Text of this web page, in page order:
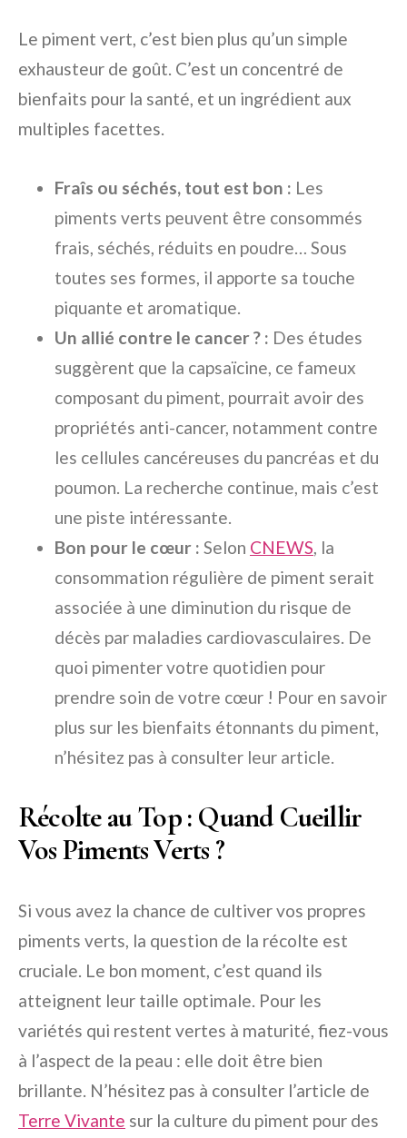
Le piment vert, c’est bien plus qu’un simple
exhausteur de goût. C’est un concentré de
bienfaits pour la santé, et un ingrédient aux
multiples facettes.
Fraîs ou séchés, tout est bon : Les
piments verts peuvent être consommés
frais, séchés, réduits en poudre… Sous
toutes ses formes, il apporte sa touche
piquante et aromatique.
Un allié contre le cancer ? : Des études
suggèrent que la capsaïcine, ce fameux
composant du piment, pourrait avoir des
propriétés anti-cancer, notamment contre
les cellules cancéreuses du pancréas et du
poumon. La recherche continue, mais c’est
une piste intéressante.
Bon pour le cœur : Selon CNEWS , la
consommation régulière de piment serait
associée à une diminution du risque de
décès par maladies cardiovasculaires. De
quoi pimenter votre quotidien pour
prendre soin de votre cœur ! Pour en savoir
plus sur les bienfaits étonnants du piment,
n’hésitez pas à consulter leur article.
Récolte au Top : Quand Cueillir
Vos Piments Verts ?
Si vous avez la chance de cultiver vos propres
piments verts, la question de la récolte est
cruciale. Le bon moment, c’est quand ils
atteignent leur taille optimale. Pour les
variétés qui restent vertes à maturité, fiez-vous
à l’aspect de la peau : elle doit être bien
brillante. N’hésitez pas à consulter l’article de
Terre Vivante sur la culture du piment pour des